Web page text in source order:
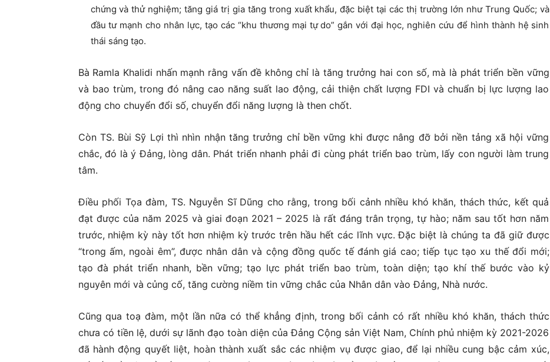
chứng và thử nghiệm; tăng giá trị gia tăng trong xuất khẩu, đặc biệt tại các thị trường lớn như Trung Quốc; và
đầu tư mạnh cho nhân lực, tạo các “khu thương mại tự do” gắn với đại học, nghiên cứu để hình thành hệ sinh
thái sáng tạo.
Bà Ramla Khalidi nhấn mạnh rằng vấn đề không chỉ là tăng trưởng hai con số, mà là phát triển bền vững
và bao trùm, trong đó nâng cao năng suất lao động, cải thiện chất lượng FDI và chuẩn bị lực lượng lao
động cho chuyển đổi số, chuyển đổi năng lượng là then chốt.
Còn TS. Bùi Sỹ Lợi thì nhìn nhận tăng trưởng chỉ bền vững khi được nâng đỡ bởi nền tảng xã hội vững
chắc, đó là ý Đảng, lòng dân. Phát triển nhanh phải đi cùng phát triển bao trùm, lấy con người làm trung
tâm.
Điều phối Tọa đàm, TS. Nguyễn Sĩ Dũng cho rằng, trong bối cảnh nhiều khó khăn, thách thức, kết quả
đạt được của năm 2025 và giai đoạn 2021 – 2025 là rất đáng trân trọng, tự hào; năm sau tốt hơn năm
trước, nhiệm kỳ này tốt hơn nhiệm kỳ trước trên hầu hết các lĩnh vực. Đặc biệt là chúng ta đã giữ được
“trong ấm, ngoài êm”, được nhân dân và cộng đồng quốc tế đánh giá cao; tiếp tục tạo xu thế đổi mới;
tạo đà phát triển nhanh, bền vững; tạo lực phát triển bao trùm, toàn diện; tạo khí thế bước vào kỷ
nguyên mới và củng cố, tăng cường niềm tin vững chắc của Nhân dân vào Đảng, Nhà nước.
Cũng qua toạ đàm, một lần nữa có thể khẳng định, trong bối cảnh có rất nhiều khó khăn, thách thức
chưa có tiền lệ, dưới sự lãnh đạo toàn diện của Đảng Cộng sản Việt Nam, Chính phủ nhiệm kỳ 2021-2026
đã hành động quyết liệt, hoàn thành xuất sắc các nhiệm vụ được giao, để lại nhiều cung bậc cảm xúc,